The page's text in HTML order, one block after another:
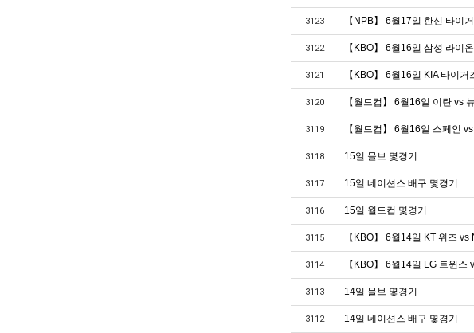
3123 【NPB】 6월17일 한신 타이
3122 【KBO】 6월16일 삼성 라이
3121 【KBO】 6월16일 KIA 타이
3120 【월드컵】 6월16일 이란 vs
3119 【월드컵】 6월16일 스페인
3118 15일 믈브 몇경기
3117 15일 네이션스 배구 몇경기
3116 15일 월드컵 몇경기
3115 【KBO】 6월14일 KT 위즈
3114 【KBO】 6월14일 LG 트윈
3113 14일 믈브 몇경기
3112 14일 네이션스 배구 몇경기